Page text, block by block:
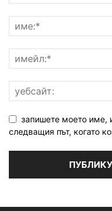
запишете моето име,
следващия път, когато